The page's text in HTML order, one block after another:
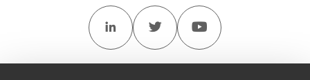
Linkedin Twitter Youtube